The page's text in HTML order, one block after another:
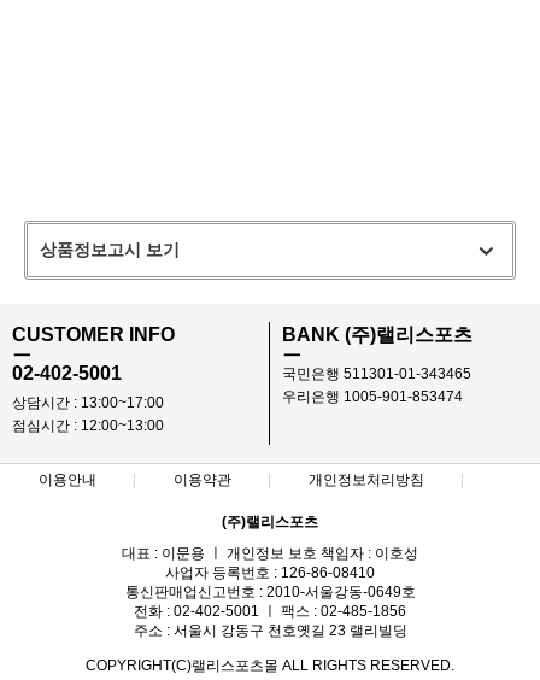
상품정보고시 보기
CUSTOMER INFO
ㅡ
02-402-5001
상담시간 : 13:00~17:00
점심시간 : 12:00~13:00
BANK (주)랠리스포츠
ㅡ
국민은행 511301-01-343465
우리은행 1005-901-853474
이용안내 이용약관 개인정보처리방침
(주)랠리스포츠
대표 : 이문용 ㅣ 개인정보 보호 책임자 : 이호성
사업자 등록번호 : 126-86-08410
통신판매업신고번호 : 2010-서울강동-0649호
전화 : 02-402-5001 ㅣ 팩스 : 02-485-1856
주소 : 서울시 강동구 천호옛길 23 랠리빌딩
COPYRIGHT(C)랠리스포츠몰 ALL RIGHTS RESERVED.